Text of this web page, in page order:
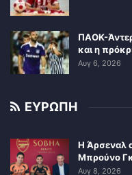
ΠΑΟΚ-
και η
Αυγ 6, 2026
ΕΥΡΩΠΗ
Η Άρσεναλ
Μπρούνο
Αυγ 8, 2026